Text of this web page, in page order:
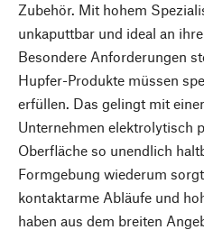
Zubehör. Mit hohem
unkaputtbar und ideal an
Besondere Anforderungen
Hupfer-Produkte müssen
erfüllen. Das gelingt mit
Unternehmen elektrolytisch
Oberfläche so unendlich
Formgebung wiederum
kontaktarme Abläufe und
haben aus dem breiten